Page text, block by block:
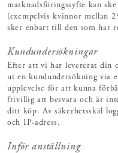
marknadsföringssyfte kan
(exempelvis kvinnor mellan
sker enbart till den som har
Kundundersökningar
Efter att vi har levererat din
ut en kundundersökning via
upplevelse för att kunna
frivillig att besvara och är
ditt köp. Av säkerhetsskäl
och IP-adress.
Inför anställning